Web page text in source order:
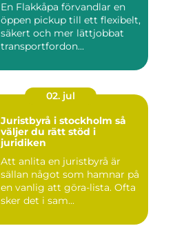
En Flakkåpa förvandlar en
öppen pickup till ett flexibelt,
säkert och mer lättjobbat
transportfordon...
02. jul
Juristbyrå i stockholm så
väljer du rätt stöd i
juridiken
Att anlita en juristbyrå är
sällan något som hamnar på
en vanlig att göra-lista. Ofta
sker det i sam...